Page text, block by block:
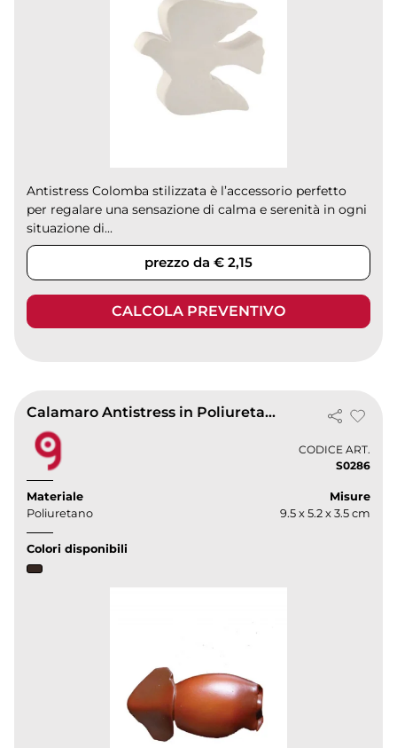
Antistress Colomba stilizzata è l’accessorio perfetto
per regalare una sensazione di calma e serenità in ogni
situazione di...
prezzo da € 2,15
CALCOLA PREVENTIVO
Calamaro Antistress in Poliuretano | 9.5 cm | Leggero e Colorato
CODICE ART.
S0286
Materiale
Poliuretano
Misure
9.5 x 5.2 x 3.5 cm
Colori disponibili